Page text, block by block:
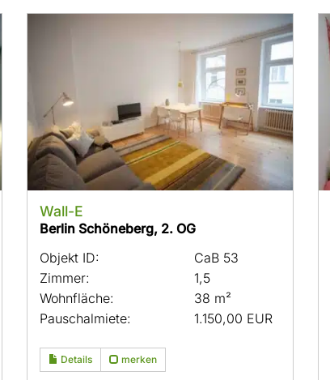
Wall-E
Berlin Schöneberg, 2. OG
Objekt ID:
CaB 53
Zimmer:
1,5
Wohnfläche:
38 m²
Pauschalmiete:
1.150,00 EUR
Details merken